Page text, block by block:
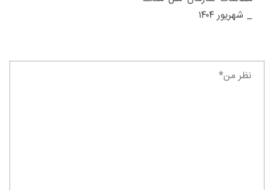
_ شهریور ۱۴۰۴